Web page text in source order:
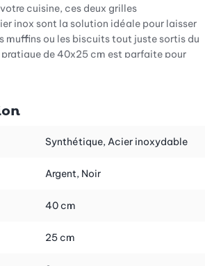
cuisine, ces deux grilles
inox sont la solution idéale pour laisser
muffins ou les biscuits tout juste sortis du
pratique de 40x25 cm est parfaite pour
de place pour refroidir sur un espace
refroidir vos biscuits sur un petit espace.
une grande quantité de biscuits de
Synthétique, Acier inoxydable
Argent, Noir
40 cm
25 cm